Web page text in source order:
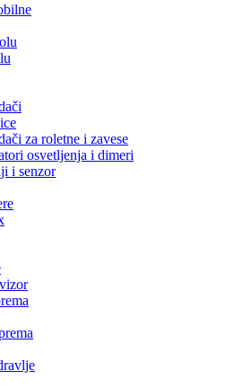
za roletne i zavese
osvetljenja i dimeri
i senzor